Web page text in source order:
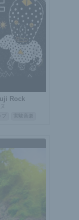
Rock
ブ 実験音楽